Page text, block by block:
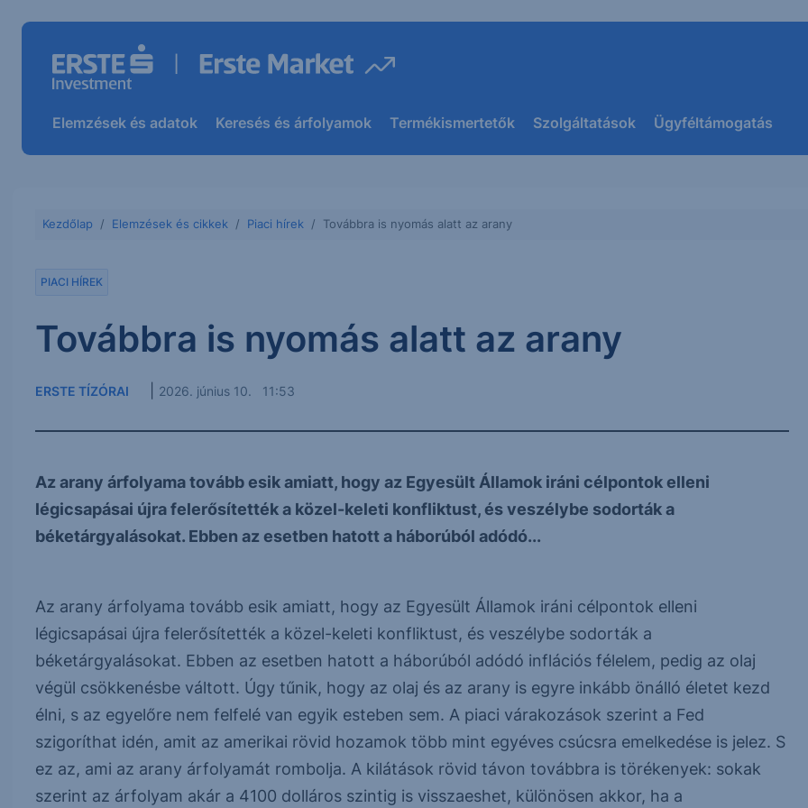
Elemzések és adatok Keresés és árfolyamok Termékismertetők Szolgáltatások Ügyféltámogatás
Kezdőlap Elemzések és cikkek Piaci hírek Továbbra is nyomás alatt az arany
PIACI HÍREK
Továbbra is nyomás alatt az arany
ERSTE TÍZÓRAI 2026. június 10. 11:53
Az arany árfolyama tovább esik amiatt, hogy az Egyesült Államok iráni célpontok elleni
légicsapásai újra felerősítették a közel-keleti konfliktust, és veszélybe sodorták a
béketárgyalásokat. Ebben az esetben hatott a háborúból adódó...
Az arany árfolyama tovább esik amiatt, hogy az Egyesült Államok iráni célpontok elleni
légicsapásai újra felerősítették a közel-keleti konfliktust, és veszélybe sodorták a
béketárgyalásokat. Ebben az esetben hatott a háborúból adódó inflációs félelem, pedig az olaj
végül csökkenésbe váltott. Úgy tűnik, hogy az olaj és az arany is egyre inkább önálló életet kezd
élni, s az egyelőre nem felfelé van egyik esteben sem. A piaci várakozások szerint a Fed
szigoríthat idén, amit az amerikai rövid hozamok több mint egyéves csúcsra emelkedése is jelez. S
ez az, ami az arany árfolyamát rombolja. A kilátások rövid távon továbbra is törékenyek: sokak
szerint az árfolyam akár a 4100 dolláros szintig is visszaeshet, különösen akkor, ha a